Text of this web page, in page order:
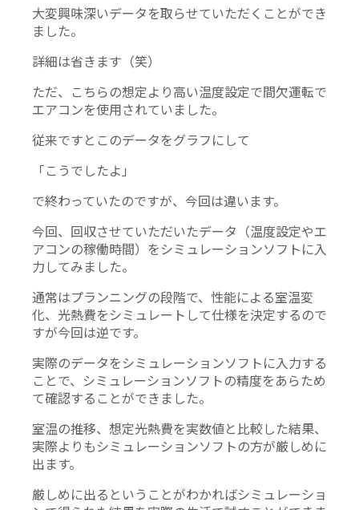
大変興味深いデータを取らせていただくことができ
ました。
詳細は省きます（笑）
ただ、こちらの想定より高い温度設定で間欠運転で
エアコンを使用されていました。
従来ですとこのデータをグラフにして
「こうでしたよ」
で終わっていたのですが、今回は違います。
今回、回収させていただいたデータ（温度設定やエ
アコンの稼働時間）をシミュレーションソフトに入
力してみました。
通常はプランニングの段階で、性能による室温変
化、光熱費をシミュレートして仕様を決定するので
すが今回は逆です。
実際のデータをシミュレーションソフトに入力する
ことで、シミュレーションソフトの精度をあらため
て確認することができました。
室温の推移、想定光熱費を実数値と比較した結果、
実際よりもシミュレーションソフトの方が厳しめに
出ます。
厳しめに出るということがわかればシミュレーショ